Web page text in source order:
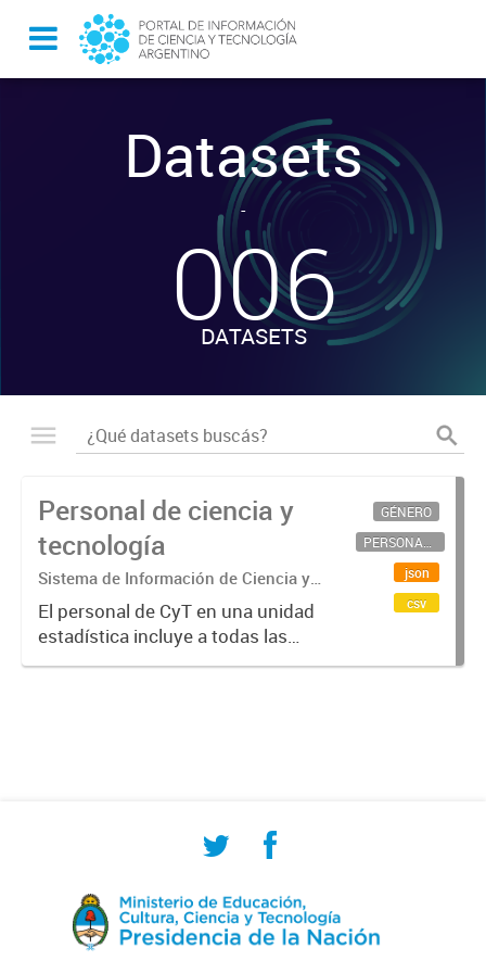
Datasets
-
006
DATASETS
Personal de ciencia y
tecnología
Sistema de Información de Ciencia y
Tecnología Argentino (SICYTAR)
El personal de CyT en una unidad
estadística incluye a todas las
personas involucradas
GÉNERO
PERSONAL CIENTÍFICO-TECNOLÓGICO
json
csv